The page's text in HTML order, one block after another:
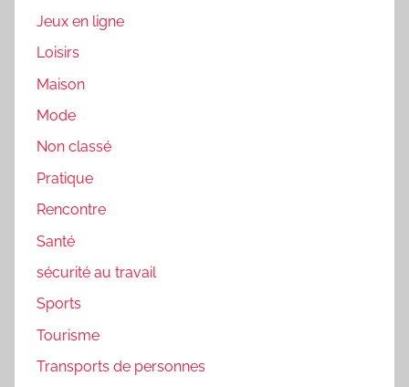
Jeux en ligne
Loisirs
Maison
Mode
Non classé
Pratique
Rencontre
Santé
sécurité au travail
Sports
Tourisme
Transports de personnes